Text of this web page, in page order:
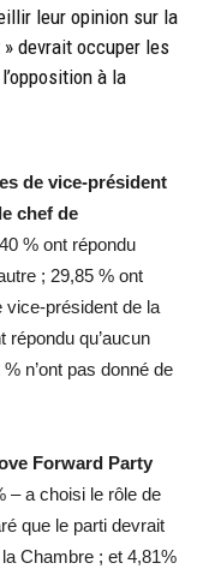
leur opinion sur la
devrait occuper les
à la
de vice-président
chef de
% ont répondu
; 29,85 % ont
vice-président de la
qu’aucun
n’ont pas donné de
Forward Party
– a choisi le rôle de
que le parti devrait
Chambre ; et 4,81%